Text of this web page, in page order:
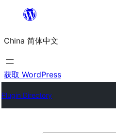
内
容
China 简体中文
获取 WordPress
Plugin Directory